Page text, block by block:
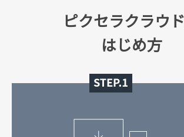
ピクセラクラウ
はじめ方